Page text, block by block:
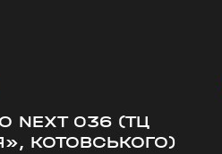
NEXT 036 (ТЦ
КОТОВСЬКОГО)